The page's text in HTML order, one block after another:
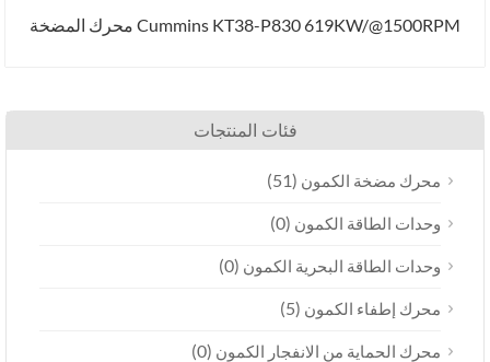
Cummins KT38-P830 619KW/@1500RPM محرك المضخة
فئات المنتجات
محرك مضخة الكمون(51)
وحدات الطاقة الكمون(0)
وحدات الطاقة البحرية الكمون(0)
محرك إطفاء الكمون(5)
محرك الحماية من الانفجار الكمون(0)